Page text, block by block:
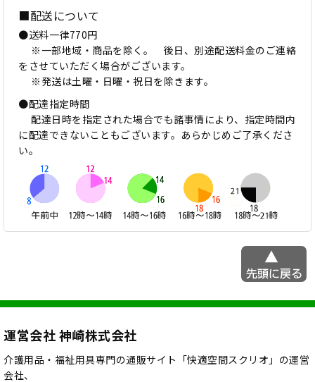
■配送について
●送料一律770円
※一部地域・商品を除く。 後日、別途配送料金のご連絡
をさせていただく場合がございます。
※発送は土曜・日曜・祝日を除きます。
●配達指定時間
配達日時を指定された場合でも諸事情により、指定時間内
に配達できないこともございます。あらかじめご了承くださ
い。
運営会社 神崎株式会社
介護用品・福祉用具専門の通販サイト「快適空間スクリオ」の運営
会社、